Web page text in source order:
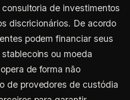
de investimentos
discricionários. De acordo
podem financiar seus
ou moeda
de forma não
de provedores de custódia